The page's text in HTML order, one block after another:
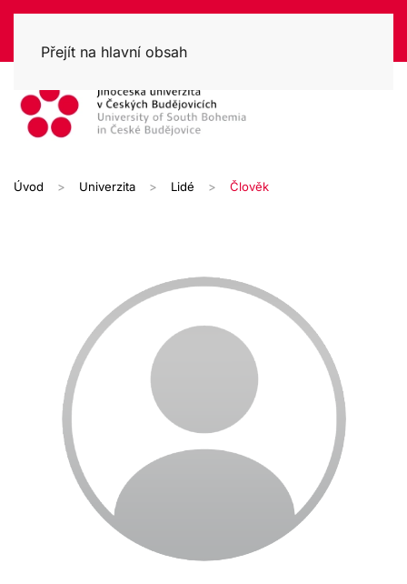
Přejít na hlavní obsah
Úvod Univerzita Lidé Člověk